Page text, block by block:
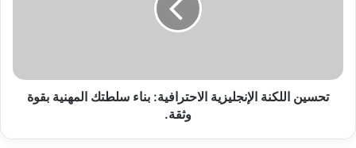
وثقة.
تحسين اللكنة الإنجليزية الاحترافية: بناء سلطتك المهنية بقوة
وثقة.